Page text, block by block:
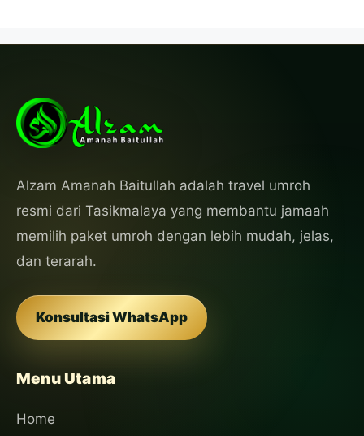
Alzam Amanah Baitullah adalah travel umroh
resmi dari Tasikmalaya yang membantu jamaah
memilih paket umroh dengan lebih mudah, jelas,
dan terarah.
Konsultasi WhatsApp
Menu Utama
Home